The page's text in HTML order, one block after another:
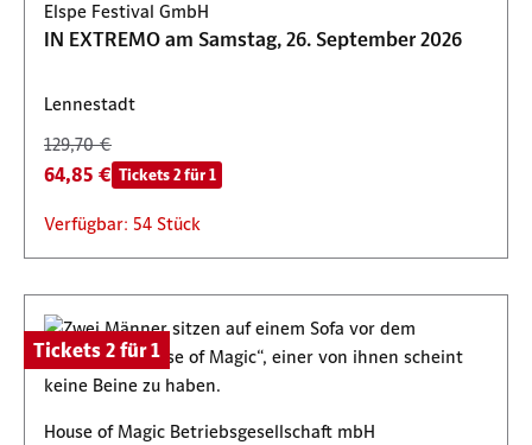
Elspe Festival GmbH
IN EXTREMO am Samstag, 26. September 2026
Lennestadt
129,70 €
64,85 € Tickets 2 für 1
Verfügbar: 54 Stück
Tickets 2 für 1
House of Magic Betriebsgesellschaft mbH